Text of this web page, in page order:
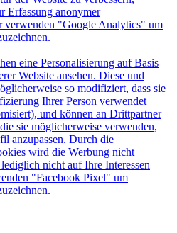
Erfassung anonymer
verwenden "Google Analytics" um
eine Personalisierung auf Basis
Website ansehen. Diese und
so modifiziert, dass sie
Ihrer Person verwendet
und können an Drittpartner
sie möglicherweise verwenden,
anzupassen. Durch die
wird die Werbung nicht
nicht auf Ihre Interessen
"Facebook Pixel" um